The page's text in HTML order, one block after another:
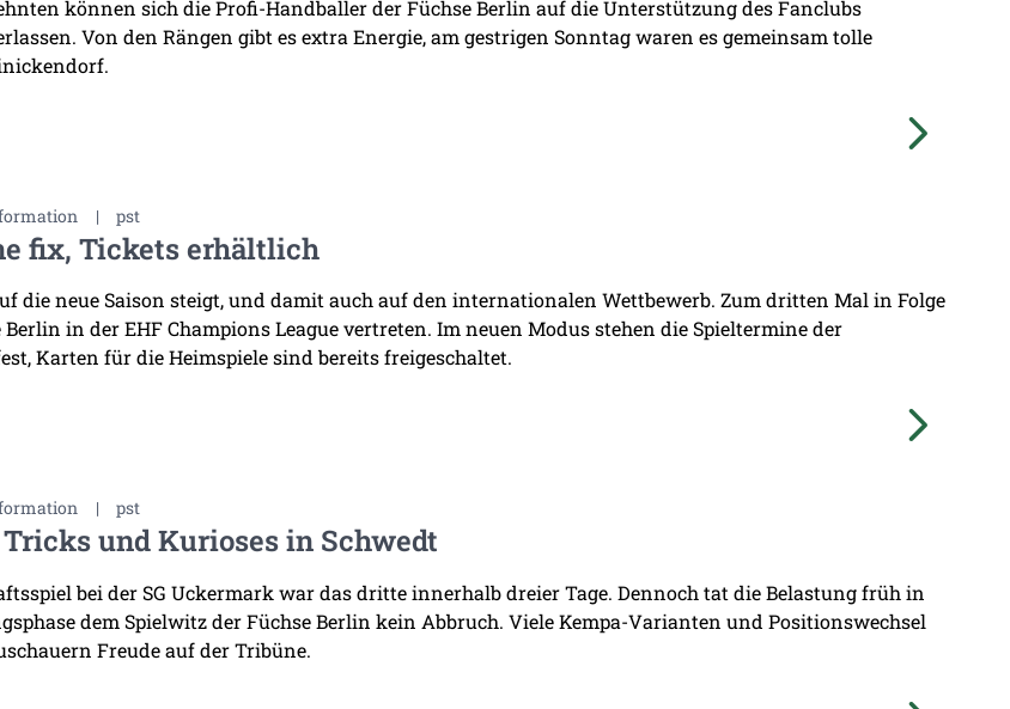
können sich die Profi-Handballer der Füchse Berlin auf die Unterstützung des Fanclubs
Von den Rängen gibt es extra Energie, am gestrigen Sonntag waren es gemeinsam tolle
| pst
fix, Tickets erhältlich
die neue Saison steigt, und damit auch auf den internationalen Wettbewerb. Zum dritten Mal in Folge
in der EHF Champions League vertreten. Im neuen Modus stehen die Spieltermine der
Karten für die Heimspiele sind bereits freigeschaltet.
| pst
und Kurioses in Schwedt
bei der SG Uckermark war das dritte innerhalb dreier Tage. Dennoch tat die Belastung früh in
dem Spielwitz der Füchse Berlin kein Abbruch. Viele Kempa-Varianten und Positionswechsel
Freude auf der Tribüne.